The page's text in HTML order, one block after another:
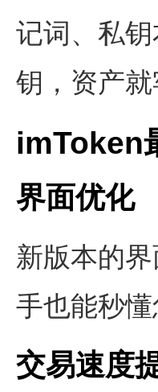
记词、私
钥，资产
imToken
界面优化
新版本的
手也能秒
交易速度